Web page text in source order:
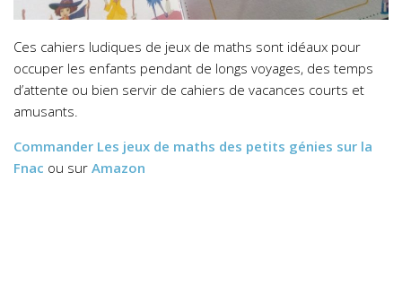
Ces cahiers ludiques de jeux de maths sont idéaux pour
occuper les enfants pendant de longs voyages, des temps
d’attente ou bien servir de cahiers de vacances courts et
amusants.
Commander Les jeux de maths des petits génies sur la
Fnac ou sur Amazon